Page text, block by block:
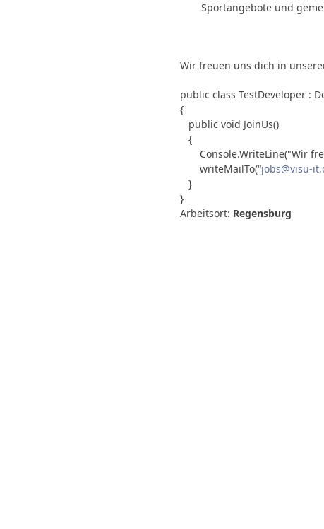
Sportangebote und
Wir freuen uns dich in
public class TestDeveloper :
{
   {
       writeMailTo(“
jobs@visu-
   }
}
Arbeitsort: Regensburg